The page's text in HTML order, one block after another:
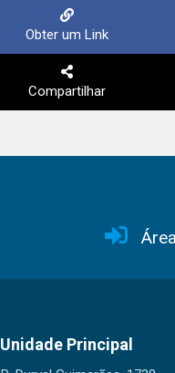
Obter um Link
Compartilhar
Unidade Principal